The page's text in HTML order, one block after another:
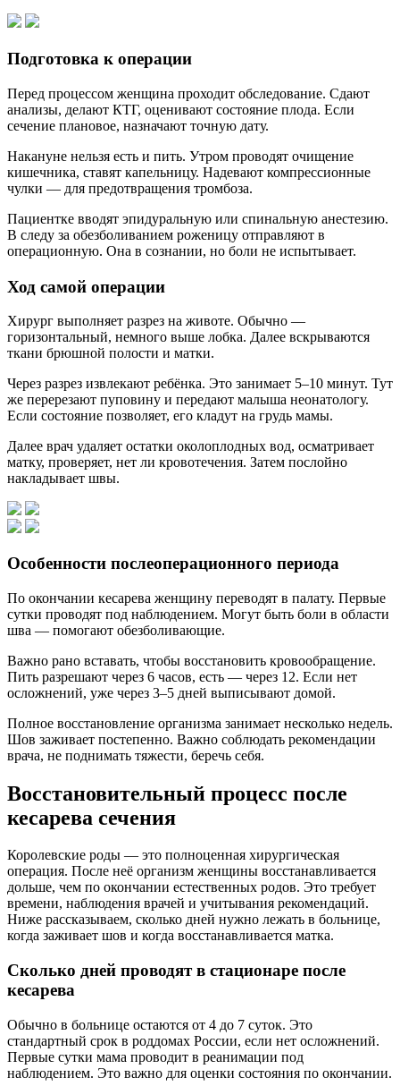
Подготовка к операции
Перед процессом женщина проходит обследование. Сдают
анализы, делают КТГ, оценивают состояние плода. Если
сечение плановое, назначают точную дату.
Накануне нельзя есть и пить. Утром проводят очищение
кишечника, ставят капельницу. Надевают компрессионные
чулки — для предотвращения тромбоза.
Пациентке вводят эпидуральную или спинальную анестезию.
В следу за обезболиванием роженицу отправляют в
операционную. Она в сознании, но боли не испытывает.
Ход самой операции
Хирург выполняет разрез на животе. Обычно —
горизонтальный, немного выше лобка. Далее вскрываются
ткани брюшной полости и матки.
Через разрез извлекают ребёнка. Это занимает 5–10 минут. Тут
же перерезают пуповину и передают малыша неонатологу.
Если состояние позволяет, его кладут на грудь мамы.
Далее врач удаляет остатки околоплодных вод, осматривает
матку, проверяет, нет ли кровотечения. Затем послойно
накладывает швы.
Особенности послеоперационного периода
По окончании кесарева женщину переводят в палату. Первые
сутки проводят под наблюдением. Могут быть боли в области
шва — помогают обезболивающие.
Важно рано вставать, чтобы восстановить кровообращение.
Пить разрешают через 6 часов, есть — через 12. Если нет
осложнений, уже через 3–5 дней выписывают домой.
Полное восстановление организма занимает несколько недель.
Шов заживает постепенно. Важно соблюдать рекомендации
врача, не поднимать тяжести, беречь себя.
Восстановительный процесс после
кесарева сечения
Королевские роды — это полноценная хирургическая
операция. После неё организм женщины восстанавливается
дольше, чем по окончании естественных родов. Это требует
времени, наблюдения врачей и учитывания рекомендаций.
Ниже рассказываем, сколько дней нужно лежать в больнице,
когда заживает шов и когда восстанавливается матка.
Сколько дней проводят в стационаре после
кесарева
Обычно в больнице остаются от 4 до 7 суток. Это
стандартный срок в роддомах России, если нет осложнений.
Первые сутки мама проводит в реанимации под
наблюдением. Это важно для оценки состояния по окончании.